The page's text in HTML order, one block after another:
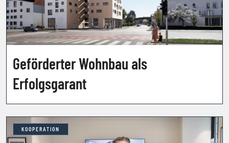
Geförderter Wohnbau als
Erfolgsgarant
KOOPERATION